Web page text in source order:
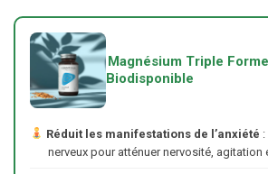
Magnésium Triple
Biodisponible
Réduit les manifestations de l’anxiété
nerveux pour atténuer nervosité, agitation